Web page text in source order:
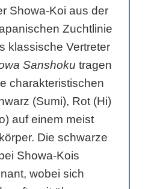
Showa-Koi aus der
Zuchtlinie
klassische Vertreter
Sanshoku tragen
charakteristischen
(Sumi), Rot (Hi)
auf einem meist
Die schwarze
Showa-Kois
wobei sich